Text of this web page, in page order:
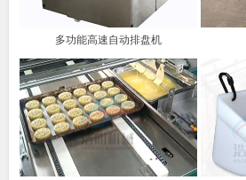
多功能高速自动排盘机